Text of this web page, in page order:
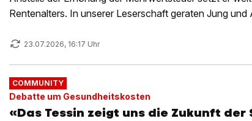
Rentenalters. In unserer Leserschaft geraten Jung und
23.07.2026, 16:17 Uhr
COMMUNITY
Debatte um Gesundheitskosten
«Das Tessin zeigt uns die Zukunft der